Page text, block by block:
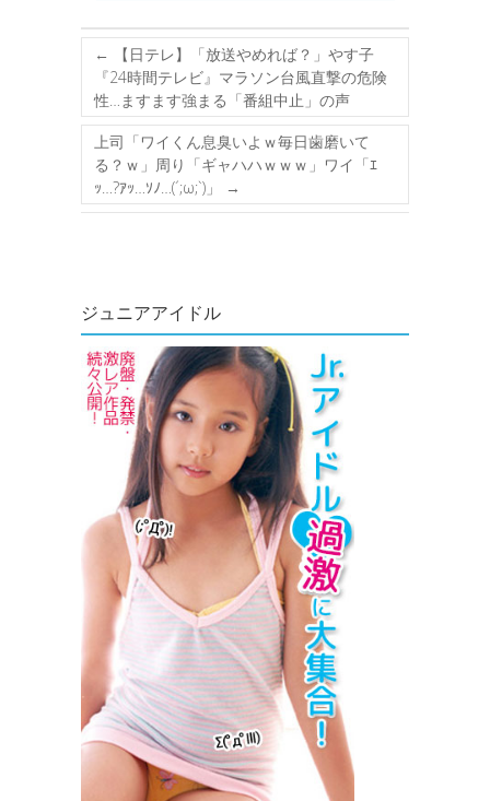
←
【日テレ】「放送やめれば？」やす子
『24時間テレビ』マラソン台風直撃の危険
性…ますます強まる「番組中止」の声
上司「ワイくん息臭いよｗ毎日歯磨いて
る？ｗ」周り「ギャハハｗｗｗ」ワイ「ｴ
ｯ…?ｱｯ…ｿﾉ…(´;ω;`)」
→
ジュニアアイドル